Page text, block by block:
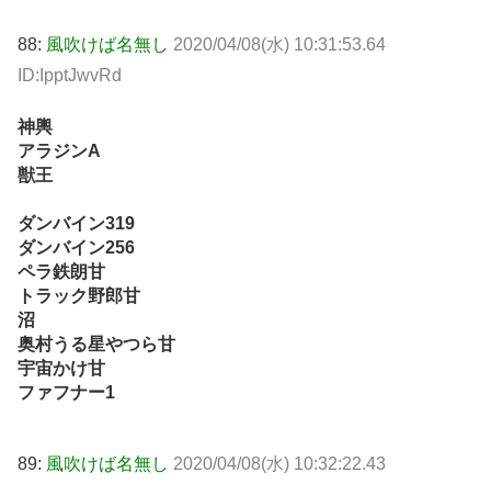
88: 風吹けば名無し 2020/04/08(水) 10:31:53.64
ID:IpptJwvRd
神輿
アラジンA
獣王
ダンバイン319
ダンバイン256
ペラ鉄朗甘
トラック野郎甘
沼
奥村うる星やつら甘
宇宙かけ甘
ファフナー1
89: 風吹けば名無し 2020/04/08(水) 10:32:22.43